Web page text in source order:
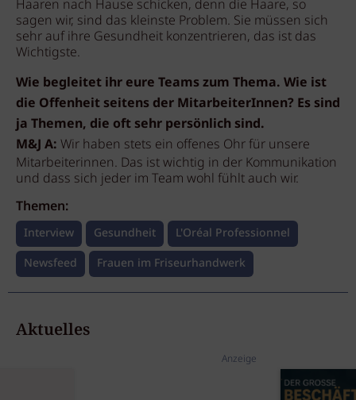
Haaren nach Hause schicken, denn die Haare, so
sagen wir, sind das kleinste Problem. Sie müssen sich
sehr auf ihre Gesundheit konzentrieren, das ist das
Wichtigste.
Wie begleitet ihr eure Teams zum Thema. Wie ist
die Offenheit seitens der MitarbeiterInnen? Es sind
ja Themen, die oft sehr persönlich sind.
M&J A: Wir haben stets ein offenes Ohr für unsere
Mitarbeiterinnen. Das ist wichtig in der Kommunikation
und dass sich jeder im Team wohl fühlt auch wir.
Themen:
Interview Gesundheit
L'Oréal Professionnel
Newsfeed
Frauen im Friseurhandwerk
Aktuelles
Anzeige